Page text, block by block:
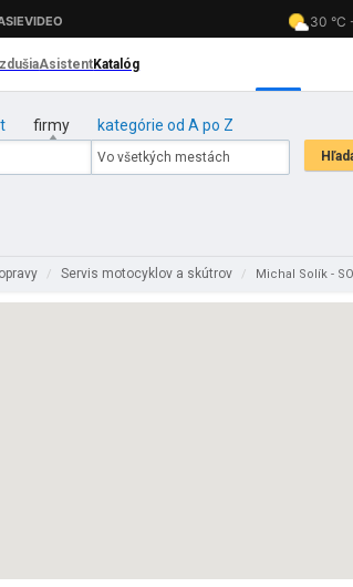
firmy kategórie od A po Z
/ Servis motocyklov a skútrov / Michal Solík -